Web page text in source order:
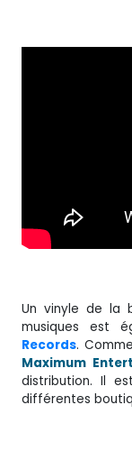
Un vinyle de la
musiques est
Records.
Maximum
distribution. Il
différentes